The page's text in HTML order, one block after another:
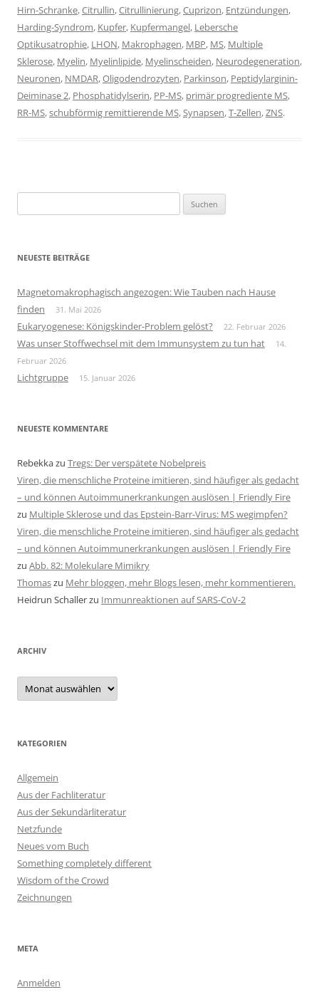
Hirn-Schranke,Citrullin,Citrullinierung,Cuprizon, Entzündungen,
Harding-Syndrom, Kupfer, Kupfermangel, Lebersche
Optikusatrophie, LHON, Makrophagen, MBP, MS, Multiple
Sklerose, Myelin, Myelinlipide, Myelinscheiden, Neurodegeneration,
Neuronen, NMDAR,Oligodendrozyten, Parkinson, Peptidylarginin-
Deiminase 2, Phosphatidylserin, PP-MS, primär progrediente MS,
RR-MS,schubförmig remittierende MS,Synapsen,T-Zellen,ZNS.
nach:
NEUESTE BEITRÄGE
Magnetomakrophagisch angezogen: Wie Tauben nach Hause
finden
31. Mai 2026
Eukaryogenese: Königskinder-Problem gelöst? 22. Februar 2026
Was unser Stoffwechsel mit dem Immunsystem zu tun hat
14.
Februar 2026
Lichtgruppe 15. Januar 2026
NEUESTE KOMMENTARE
Rebekkazu Tregs: Der verspätete Nobelpreis
Viren, die menschliche Proteine imitieren, sind häufiger als gedacht
– und können Autoimmunerkrankungen auslösen | Friendly Fire
zu Multiple Sklerose und das Epstein-Barr-Virus: MS wegimpfen?
Viren, die menschliche Proteine imitieren, sind häufiger als gedacht
– und können Autoimmunerkrankungen auslösen | Friendly Fire
zu Abb. 82: Molekulare Mimikry
Thomaszu Mehr bloggen, mehr Blogs lesen, mehr kommentieren.
Heidrun Schallerzu Immunreaktionen auf SARS-CoV-2
ARCHIV
Archiv
KATEGORIEN
Allgemein
Aus der Fachliteratur
Aus der Sekundärliteratur
Netzfunde
Neues vom Buch
Something completely different
Wisdom of the Crowd
Zeichnungen
META
Anmelden